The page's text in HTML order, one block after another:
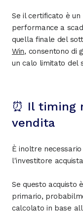
Se il certificato è
performance a
quella finale del
Win, consentono di
un calo limitato del
⏰ Il timing
vendita
È inoltre
l'investitore
Se questo acquisto
primario,
calcolato in base